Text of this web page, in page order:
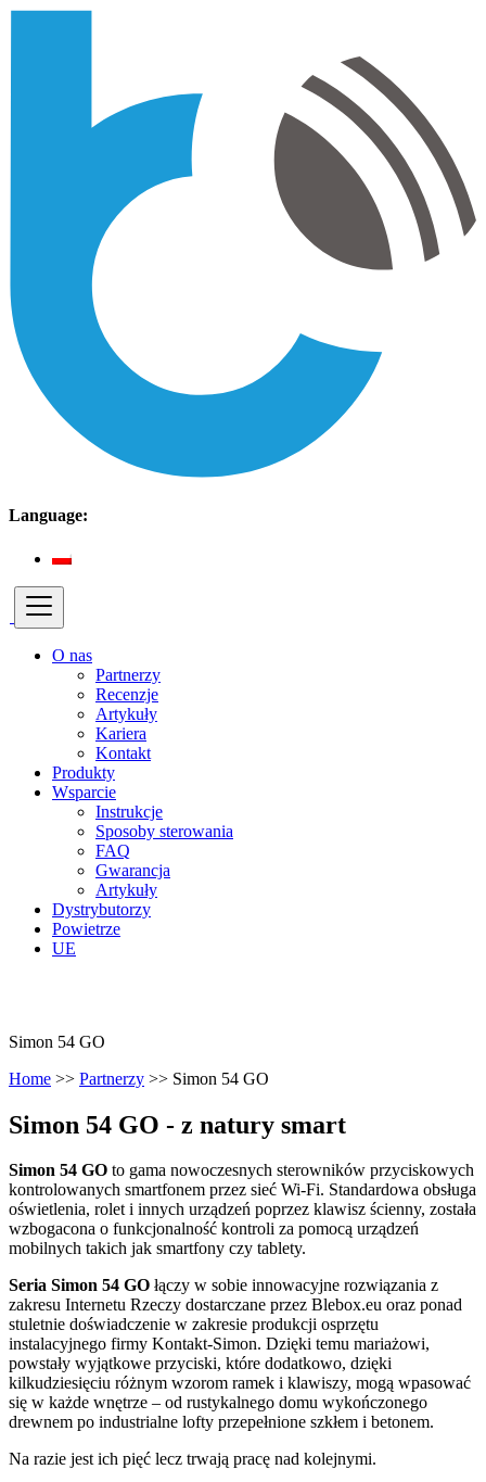
Language:
O nas
Partnerzy
Recenzje
Artykuły
Kariera
Kontakt
Produkty
Wsparcie
Instrukcje
Sposoby sterowania
FAQ
Gwarancja
Artykuły
Dystrybutorzy
Powietrze
UE
Simon 54 GO
Home >> Partnerzy >> Simon 54 GO
Simon 54 GO - z natury smart
Simon 54 GO to gama nowoczesnych sterowników przyciskowych
kontrolowanych smartfonem przez sieć Wi-Fi. Standardowa obsługa
oświetlenia, rolet i innych urządzeń poprzez klawisz ścienny, została
wzbogacona o funkcjonalność kontroli za pomocą urządzeń
mobilnych takich jak smartfony czy tablety.
Seria Simon 54 GO łączy w sobie innowacyjne rozwiązania z
zakresu Internetu Rzeczy dostarczane przez Blebox.eu oraz ponad
stuletnie doświadczenie w zakresie produkcji osprzętu
instalacyjnego firmy Kontakt-Simon. Dzięki temu mariażowi,
powstały wyjątkowe przyciski, które dodatkowo, dzięki
kilkudziesięciu różnym wzorom ramek i klawiszy, mogą wpasować
się w każde wnętrze – od rustykalnego domu wykończonego
drewnem po industrialne lofty przepełnione szkłem i betonem.
Na razie jest ich pięć lecz trwają pracę nad kolejnymi.